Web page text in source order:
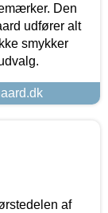
Den
udfører alt
smykker
af